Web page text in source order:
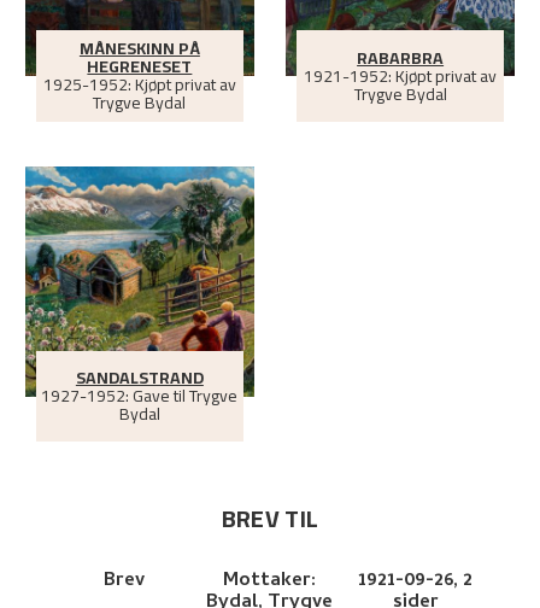
MÅNESKINN PÅ
HEGRENESET
1925-1952: Kjøpt privat av
Trygve Bydal
RABARBRA
1921-1952: Kjøpt privat av
Trygve Bydal
SANDALSTRAND
1927-1952: Gave til Trygve
Bydal
BREV TIL
Brev Mottaker: 1921-09-26, 2